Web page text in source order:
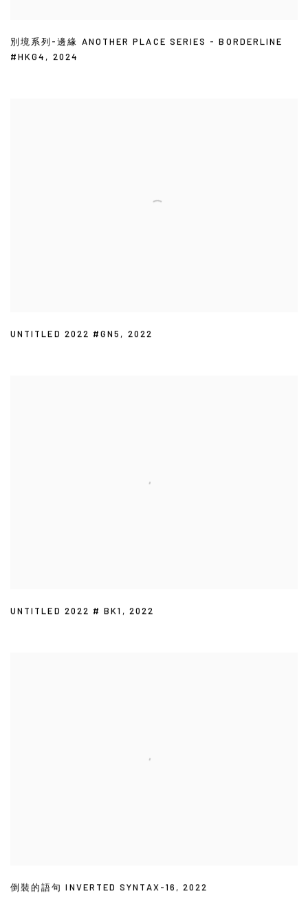
別境系列-邊緣 ANOTHER PLACE SERIES - BORDERLINE
#HKG4 , 2024
UNTITLED 2022 #GN5 , 2022
UNTITLED 2022 # BK1 , 2022
倒裝的語句 INVERTED SYNTAX-16 ,2022